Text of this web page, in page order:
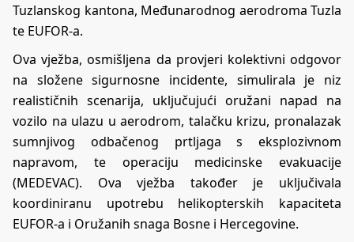
Tuzlanskog kantona, Međunarodnog aerodroma Tuzla
te EUFOR-a.
Ova vježba, osmišljena da provjeri kolektivni odgovor
na složene sigurnosne incidente, simulirala je niz
realističnih scenarija, uključujući oružani napad na
vozilo na ulazu u aerodrom, talačku krizu, pronalazak
sumnjivog odbačenog prtljaga s eksplozivnom
napravom, te operaciju medicinske evakuacije
(MEDEVAC). Ova vježba također je uključivala
koordiniranu upotrebu helikopterskih kapaciteta
EUFOR-a i Oružanih snaga Bosne i Hercegovine.